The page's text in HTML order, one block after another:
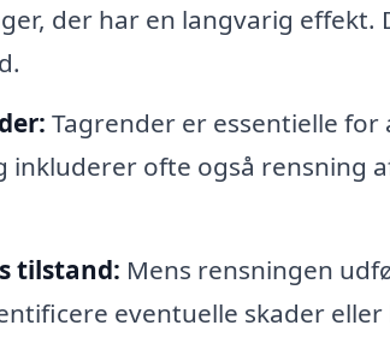
der har en langvarig
Tagrender er essentielle
inkluderer ofte også rensning
tilstand: Mens rensningen
eventuelle skader